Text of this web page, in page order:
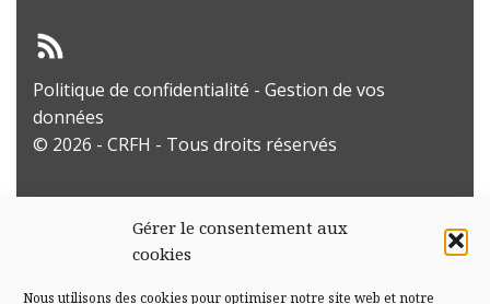
Gérer le consentement aux
cookies
Nous utilisons des cookies pour optimiser notre site web et notre
Politique de confidentialité - Gestion de vos
données
© 2026 - CRFH - Tous droits réservés